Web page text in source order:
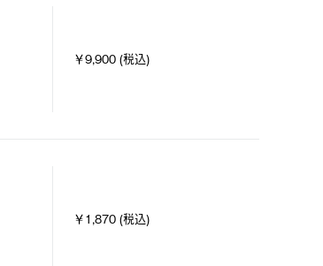
￥9,900 (税込)
￥1,870 (税込)